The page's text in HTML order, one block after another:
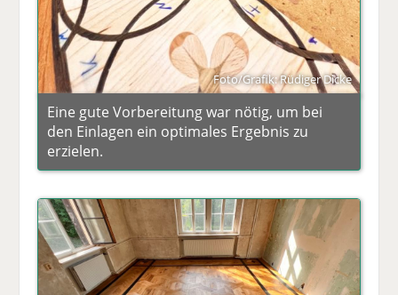
Foto/Grafik: Rüdiger Dicke
Eine gute Vorbereitung war nötig, um bei
den Einlagen ein optimales Ergebnis zu
erzielen.